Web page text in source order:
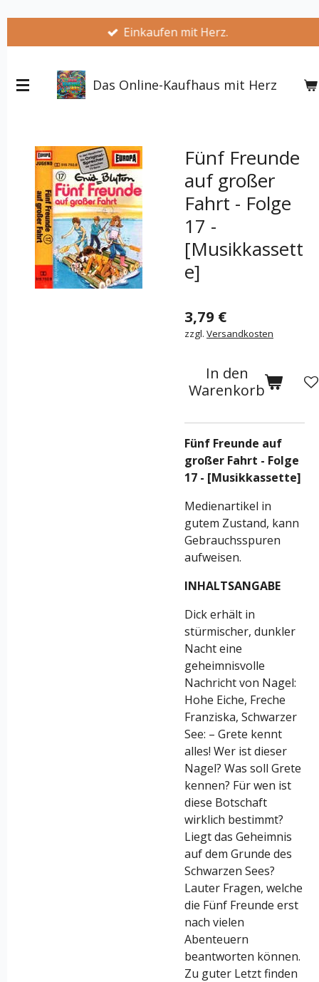
springen
Einkaufen mit Herz.
Das Online-Kaufhaus mit Herz
Fünf Freunde
auf großer
Fahrt - Folge
17 -
[Musikkassett
e]
3,79 €
zzgl. Versandkosten
In den
Warenkorb
Fünf Freunde auf
großer Fahrt - Folge
17 - [Musikkassette]
Medienartikel in
gutem Zustand, kann
Gebrauchsspuren
aufweisen.
INHALTSANGABE
Dick erhält in
stürmischer, dunkler
Nacht eine
geheimnisvolle
Nachricht von Nagel:
Hohe Eiche, Freche
Franziska, Schwarzer
See: – Grete kennt
alles! Wer ist dieser
Nagel? Was soll Grete
kennen? Für wen ist
diese Botschaft
wirklich bestimmt?
Liegt das Geheimnis
auf dem Grunde des
Schwarzen Sees?
Lauter Fragen, welche
die Fünf Freunde erst
nach vielen
Abenteuern
beantworten können.
Zu guter Letzt finden